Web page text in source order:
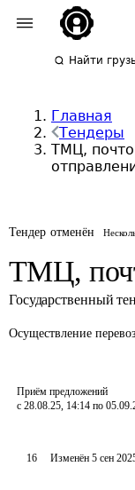
Найти
Главная
Тендеры
ТМЦ,
Тендер отменён
ТМЦ,
Государственный
Осуществление
Приём предложений
с 28.08.25, 14:14 по
16 Изменён5 сен